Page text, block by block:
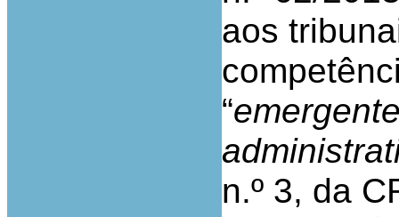
aos
“
n.º 3, da